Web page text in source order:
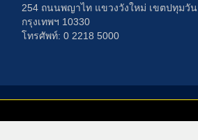
254 ถนนพญาไท แขวงวังใหม่ เขตปทุมวัน
กรุงเทพฯ 10330
โทรศัพท์: 0 2218 5000